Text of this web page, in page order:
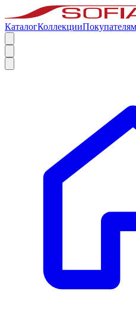
КаталогКоллекцииПокупателям